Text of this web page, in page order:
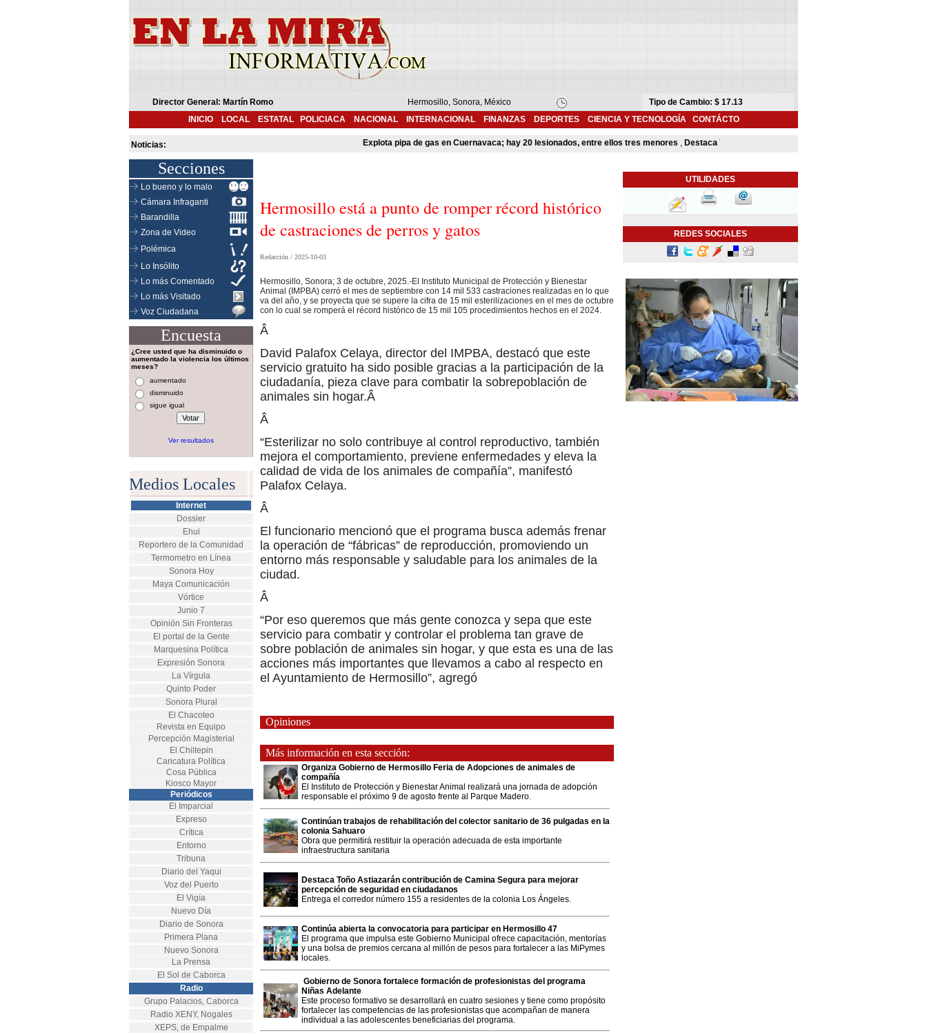
Director General: Martín Romo
Hermosillo, Sonora, México
INICIO
LOCAL ESTATAL POLICIACA NACIONAL INTERNACIONAL FINANZAS DEPORTES CIENCIA Y TECNOLOGÍA CONTÁCTO
Noticias: Explota pipa de gas en Cuernavaca; hay 20 lesionados, entre ellos tres menores,Destaca Toño Astiazarán contribución de Camina Segura para
Secciones
Lo bueno y lo malo
Cámara Infraganti
Barandilla
Zona de Video
Polémica
Lo Insólito
Lo más Comentado
Lo más Visitado
Voz Ciudadana
Encuesta
¿Cree usted que ha disminuido o
aumentado la violencia los últimos
meses?
aumentado
disminuido
sigue igual
Ver resultados
Medios Locales
Internet
Dossier
Ehui
Reportero de la Comunidad
Termometro en Línea
Sonora Hoy
Maya Comunicación
Vórtice
Junio 7
Opinión Sin Fronteras
El portal de la Gente
Marquesina Política
Expresión Sonora
La Vírgula
Quinto Poder
Sonora Plural
El Chacoteo
Revista en Equipo
Percepción Magisterial
El Chiltepin
Caricatura Política
Cosa Pública
Kiosco Mayor
Periódicos
El Imparcial
Expreso
Crítica
Entorno
Tribuna
Diario del Yaqui
Voz del Puerto
El Vigía
Nuevo Día
Diario de Sonora
Primera Plana
Nuevo Sonora
La Prensa
El Sol de Caborca
Radio
Grupo Palacios, Caborca
Radio XENY, Nogales
XEPS, de Empalme
Hermosillo está a punto de romper récord histórico
de castraciones de perros y gatos
Redacción / 2025-10-03
Hermosillo, Sonora; 3 de octubre, 2025.-El Instituto Municipal de Protección y Bienestar
Animal (IMPBA) cerró el mes de septiembre con 14 mil 533 castraciones realizadas en lo que
va del año, y se proyecta que se supere la cifra de 15 mil esterilizaciones en el mes de octubre
con lo cual se romperá el récord histórico de 15 mil 105 procedimientos hechos en el 2024.
Â
David Palafox Celaya, director del IMPBA, destacó que este
servicio gratuito ha sido posible gracias a la participación de la
ciudadanía, pieza clave para combatir la sobrepoblación de
animales sin hogar.Â
Â
“Esterilizar no solo contribuye al control reproductivo, también
mejora el comportamiento, previene enfermedades y eleva la
calidad de vida de los animales de compañía”, manifestó
Palafox Celaya.
Â
El funcionario mencionó que el programa busca además frenar
la operación de “fábricas” de reproducción, promoviendo un
entorno más responsable y saludable para los animales de la
ciudad.
Â
“Por eso queremos que más gente conozca y sepa que este
servicio para combatir y controlar el problema tan grave de
sobre población de animales sin hogar, y que esta es una de las
acciones más importantes que llevamos a cabo al respecto en
el Ayuntamiento de Hermosillo”, agregó
Opiniones
Más información en esta sección:
Organiza Gobierno de Hermosillo Feria de Adopciones de animales de
compañía
El Instituto de Protección y Bienestar Animal realizará una jornada de adopción
responsable el próximo 9 de agosto frente al Parque Madero.
Continúan trabajos de rehabilitación del colector sanitario de 36 pulgadas en la
colonia Sahuaro
Obra que permitirá restituir la operación adecuada de esta importante
infraestructura sanitaria
Destaca Toño Astiazarán contribución de Camina Segura para mejorar
percepción de seguridad en ciudadanos
Entrega el corredor número 155 a residentes de la colonia Los Ángeles.
Continúa abierta la convocatoria para participar en Hermosillo 47
El programa que impulsa este Gobierno Municipal ofrece capacitación, mentorías
y una bolsa de premios cercana al millón de pesos para fortalecer a las MiPymes
locales.
Gobierno de Sonora fortalece formación de profesionistas del programa
Niñas Adelante
Este proceso formativo se desarrollará en cuatro sesiones y tiene como propósito
fortalecer las competencias de las profesionistas que acompañan de manera
individual a las adolescentes beneficiarias del programa.
UTILIDADES
REDES SOCIALES